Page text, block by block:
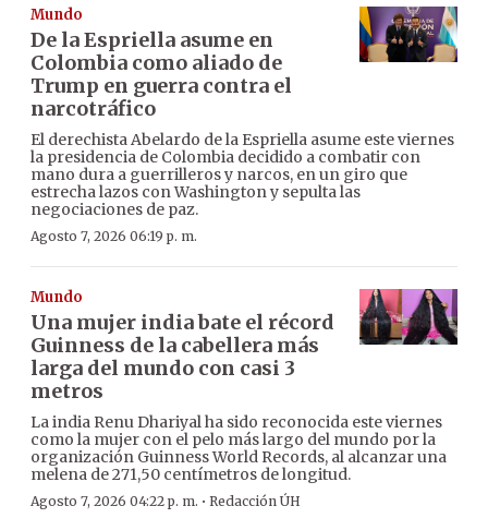
Mundo
De la Espriella asume en
Colombia como aliado de
Trump en guerra contra el
narcotráfico
El derechista Abelardo de la Espriella asume este viernes
la presidencia de Colombia decidido a combatir con
mano dura a guerrilleros y narcos, en un giro que
estrecha lazos con Washington y sepulta las
negociaciones de paz.
Agosto 7, 2026 06:19 p. m.
Mundo
Una mujer india bate el récord
Guinness de la cabellera más
larga del mundo con casi 3
metros
La india Renu Dhariyal ha sido reconocida este viernes
como la mujer con el pelo más largo del mundo por la
organización Guinness World Records, al alcanzar una
melena de 271,50 centímetros de longitud.
Agosto 7, 2026 04:22 p. m. · Redacción ÚH